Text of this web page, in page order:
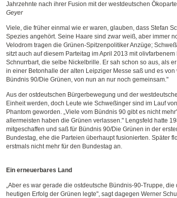
Jahrzehnte nach ihrer Fusion mit der westdeutschen
Geyer
Viele, die früher einmal wie er waren, glauben, dass Stefan
Spezies angehört. Seine Haare sind zwar weiß, aber immer
Velodrom tragen die Grünen-Spitzenpolitiker Anzüge;
sitzt auch auf diesem Parteitag im April 2013 mit
Schnurrbart, die selbe Nickelbrille. Er sah schon so aus, als
in einer Betonhalle der alten Leipziger Messe saß und es von
Bündnis 90/Die Grünen, von nun an nur noch gemeinsam."
Aus der ostdeutschen Bürgerbewegung und der
Einheit werden, doch Leute wie Schweßinger sind im Lauf
Phantom geworden. „Viele vom Bündnis 90 gibt es nicht
allermeisten haben die Grünen verlassen." Lengsfeld hatte
mitgeschaffen und saß für Bündnis 90/Die Grünen in der
Bundestag, ehe die Parteien überhaupt fusionierten. Später
erstmals nicht mehr für den Bundestag an.
Ein erneuerbares Land
„Aber es war gerade die ostdeutsche Bündnis-90-Truppe,
heutigen Erfolg der Grünen legte", sagt dagegen Werner